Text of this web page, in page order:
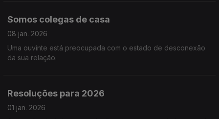
Somos colegas de casa
08 jan. 2026
Uma ouvinte está preocupada com o estado de desconexão
da sua relação.
Resoluções para 2026
01 jan. 2026